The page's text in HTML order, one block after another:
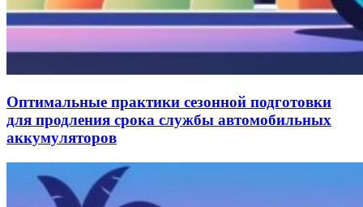
Оптимальные практики сезонной подготовки
для продления срока службы автомобильных
аккумуляторов